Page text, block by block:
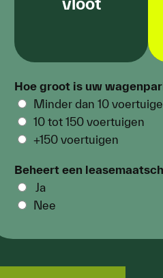
Hoe groot is uw
Minder dan 10
10 tot 150 voertuigen
+150 voertuigen
Beheert een
Ja
Nee